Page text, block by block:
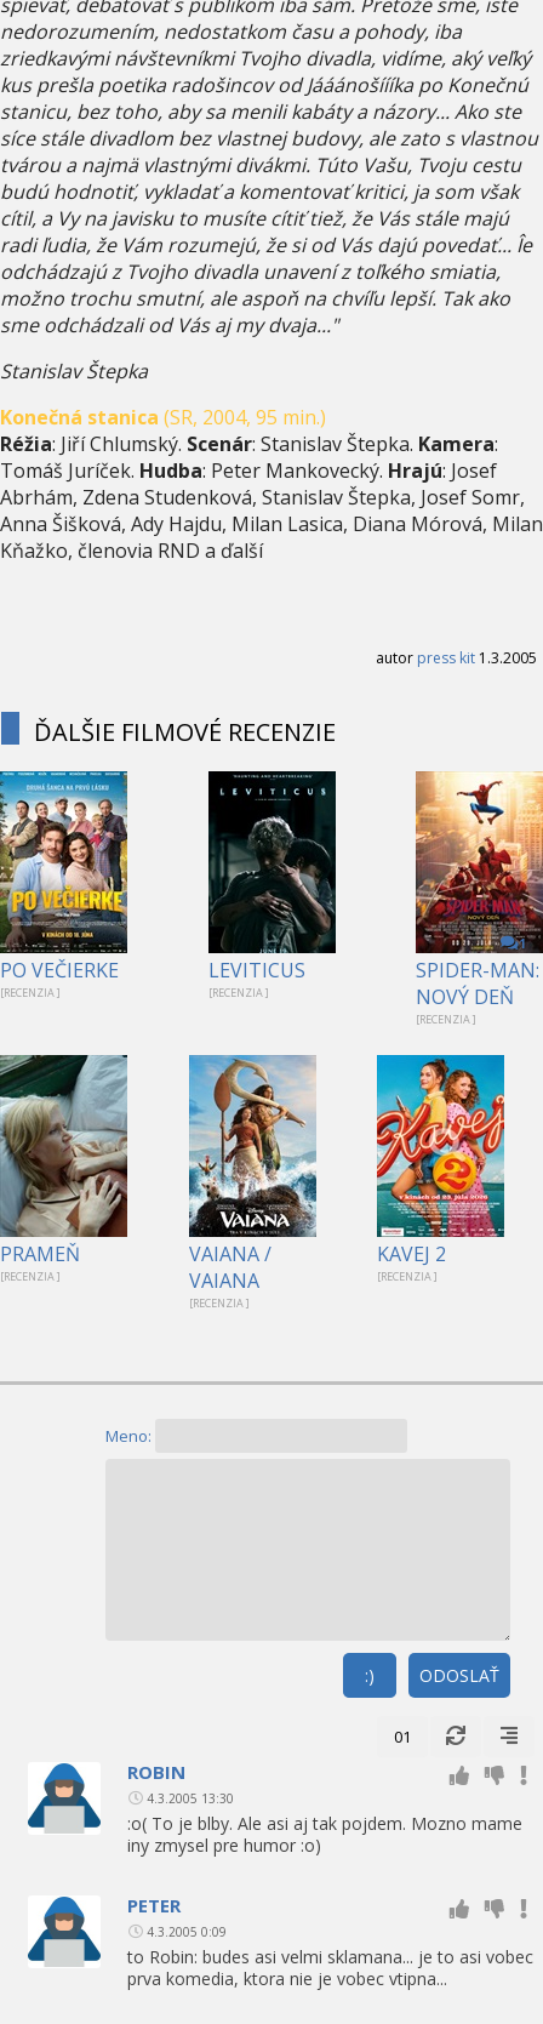
nedorozumením, nedostatkom času a pohody, iba
zriedkavými návštevníkmi Tvojho divadla, vidíme, aký veľký
kus prešla poetika radošincov od Jááánošíííka po Konečnú
stanicu, bez toho, aby sa menili kabáty a názory... Ako ste
síce stále divadlom bez vlastnej budovy, ale zato s vlastnou
tvárou a najmä vlastnými divákmi. Túto Vašu, Tvoju cestu
budú hodnotiť, vykladať a komentovať kritici, ja som však
cítil, a Vy na javisku to musíte cítiť tiež, že Vás stále majú
radi ľudia, že Vám rozumejú, že si od Vás dajú povedať... Îe
odchádzajú z Tvojho divadla unavení z toľkého smiatia,
možno trochu smutní, ale aspoň na chvíľu lepší. Tak ako
sme odchádzali od Vás aj my dvaja..."
Stanislav Štepka
Konečná stanica (SR, 2004, 95 min.)
Réžia: Jiří Chlumský. Scenár: Stanislav Štepka. Kamera:
Tomáš Juríček. Hudba: Peter Mankovecký. Hrajú: Josef
Abrhám, Zdena Studenková, Stanislav Štepka, Josef Somr,
Anna Šišková, Ady Hajdu, Milan Lasica, Diana Mórová, Milan
Kňažko, členovia RND a ďalší
autor press kit 1.3.2005
ĎALŠIE FILMOVÉ RECENZIE
PO VEČIERKE
[RECENZIA ]
LEVITICUS
[RECENZIA ]
1
SPIDER-MAN:
NOVÝ DEŇ
[RECENZIA ]
PRAMEŇ
[RECENZIA ]
VAIANA /
VAIANA
[RECENZIA ]
KAVEJ 2
[RECENZIA ]
Meno:
ODOSLAŤ
:)
01
ROBIN
4.3.2005 13:30
:o( To je blby. Ale asi aj tak pojdem. Mozno mame
iny zmysel pre humor :o)
PETER
4.3.2005 0:09
to Robin: budes asi velmi sklamana... je to asi vobec
prva komedia, ktora nie je vobec vtipna...